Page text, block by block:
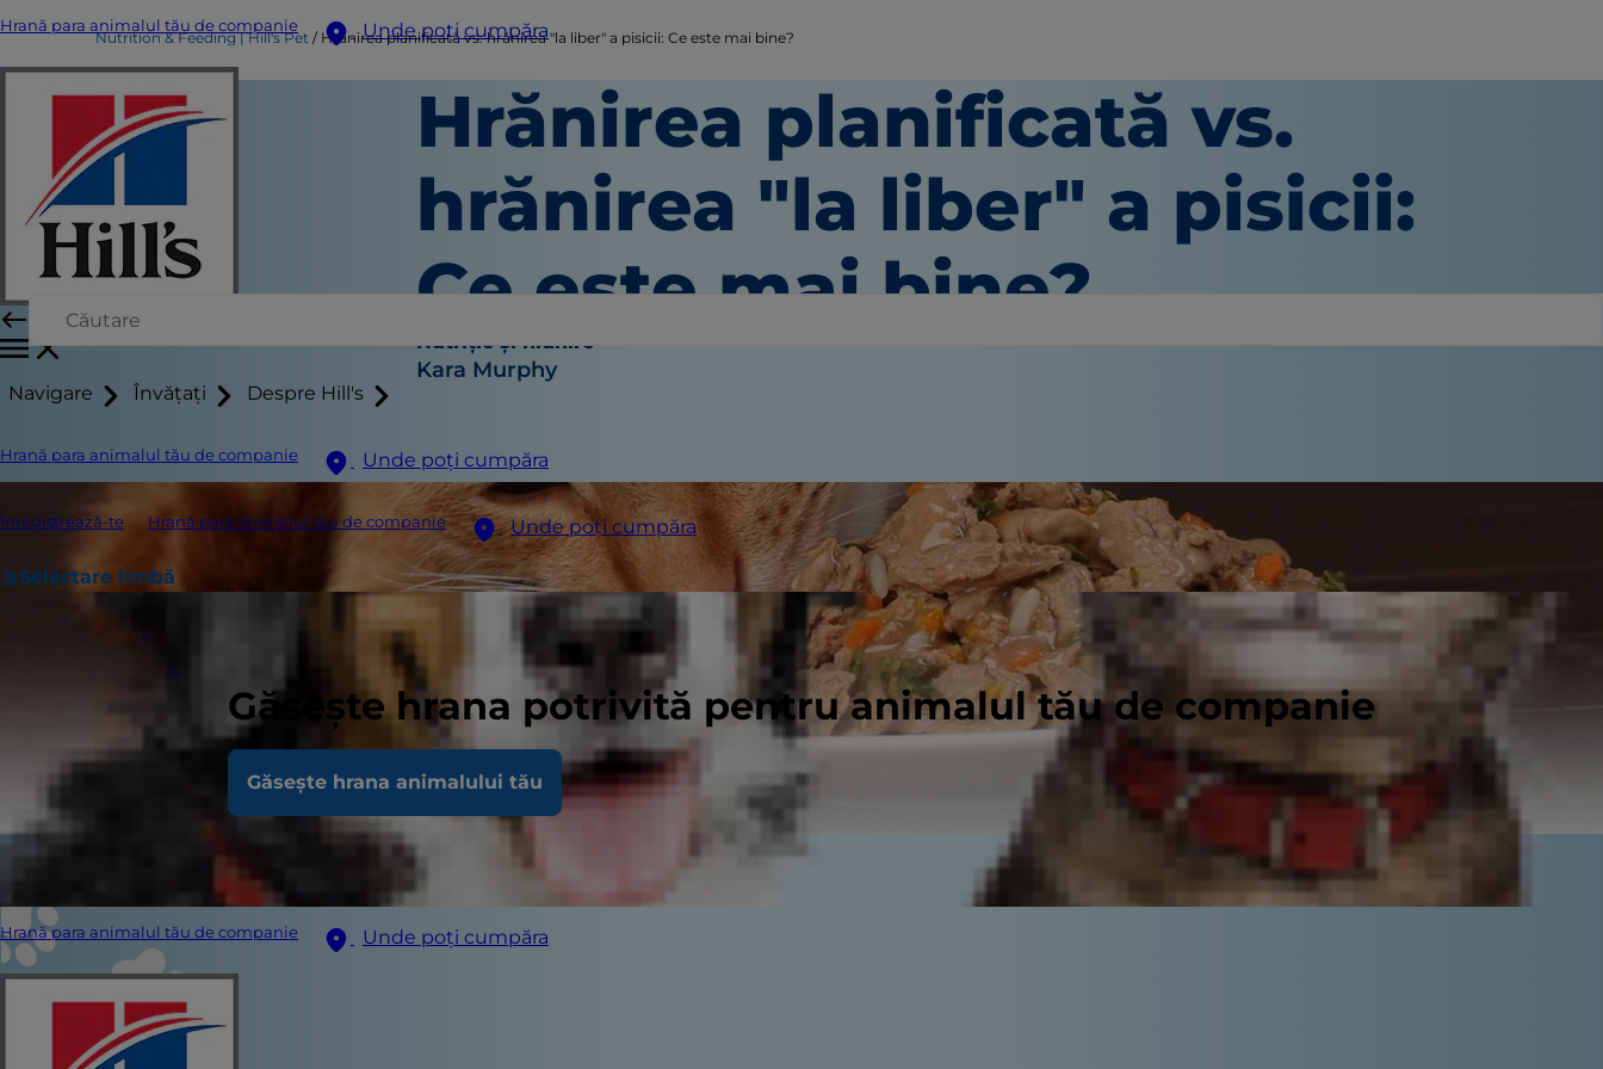
Hrană para animalul tău de companie Unde poți cumpăra
Navigare Învățați Despre Hill's
Hrană para animalul tău de companie Unde poți cumpăra
Înregistrează-te Hrană para animalul tău de companie Unde poți cumpăra
Selectare limbă
Găsește hrana potrivită pentru animalul tău de companie
Găsește hrana animalului tău
Hrană para animalul tău de companie Unde poți cumpăra
Nutrition & Feeding | Hill's Pet Hrănirea planificată vs. hrănirea "la liber" a pisicii: Ce este mai bine?
Hrănirea planificată vs.
hrănirea "la liber" a pisicii:
Ce este mai bine?
Nutriție și hrănire
Kara Murphy